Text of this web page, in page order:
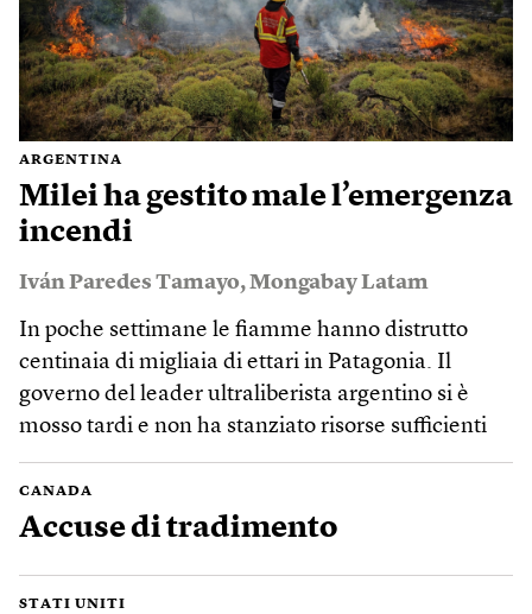
ARGENTINA
Milei ha gestito male l’emergenza
incendi
Iván Paredes Tamayo,Mongabay Latam
In poche settimane le fiamme hanno distrutto
centinaia di migliaia di ettari in Patagonia. Il
governo del leader ultraliberista argentino si è
mosso tardi e non ha stanziato risorse sufficienti
CANADA
Accuse di tradimento
STATI UNITI